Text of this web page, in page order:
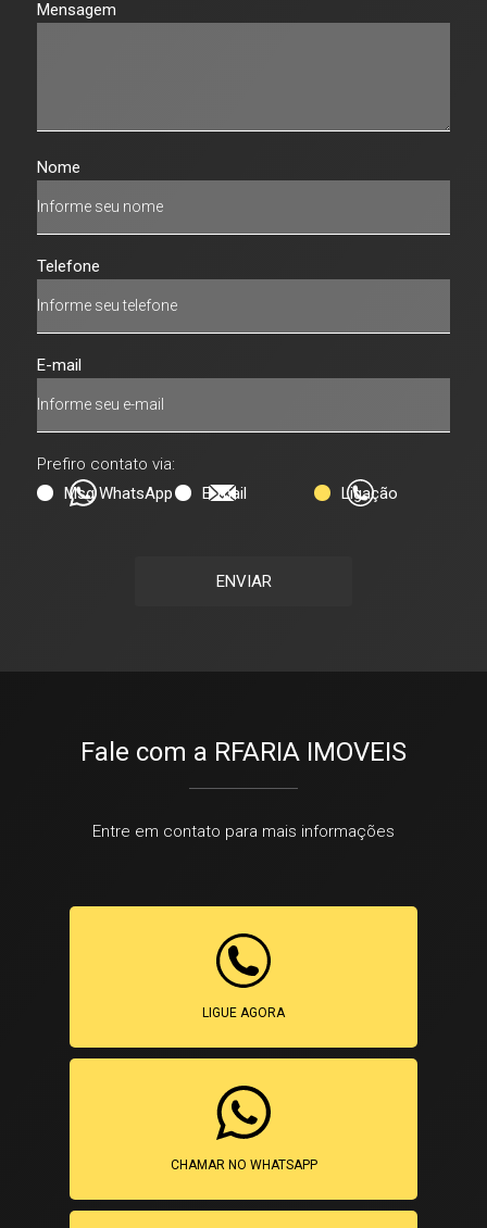
Mensagem
Nome
Telefone
E-mail
Prefiro contato via:
Msg WhatsApp
E-mail Ligação
ENVIAR
Fale com a RFARIA IMOVEIS
Entre em contato para mais informações
LIGUE AGORA
CHAMAR NO WHATSAPP